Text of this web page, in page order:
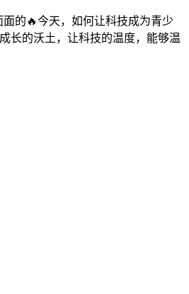
的🔥今天，如何让科技成为青少
长的沃土，让科技的温度，能够温